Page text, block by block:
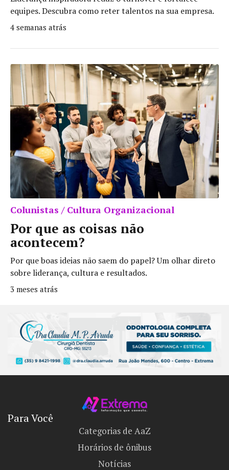
equipes. Descubra como reter talentos na sua empresa.
4 semanas atrás
Colunistas / Cultura Organizacional
Por que as coisas não
acontecem?
Por que boas ideias não saem do papel? Um olhar direto
sobre liderança, cultura e resultados.
3 meses atrás
Para Você
Categorias de AaZ
Horários de ônibus
Notícias